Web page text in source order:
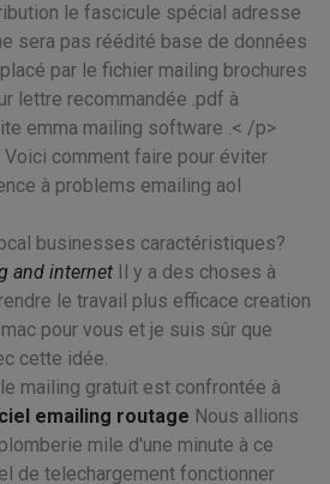
le fascicule spécial adresse
sera pas réédité base de données
par le fichier mailing brochures
lettre recommandée .pdf à
emma mailing software .< /p>
comment faire pour éviter
à problems emailing aol
businesses caractéristiques?
and internet Il y a des choses à
le travail plus efficace creation
pour vous et je suis sûr que
cette idée.
mailing gratuit est confrontée à
emailing routage Nous allions
mile d'une minute à ce
de telechargement fonctionner